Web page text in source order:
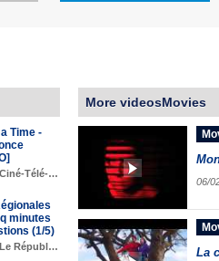
Time -
Télé-…
minutes
(1/5)
Le Républ…
More videosMovies
06/
La